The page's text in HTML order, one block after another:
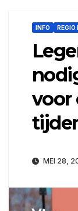
INFO REGIO
voor
MEI 28,